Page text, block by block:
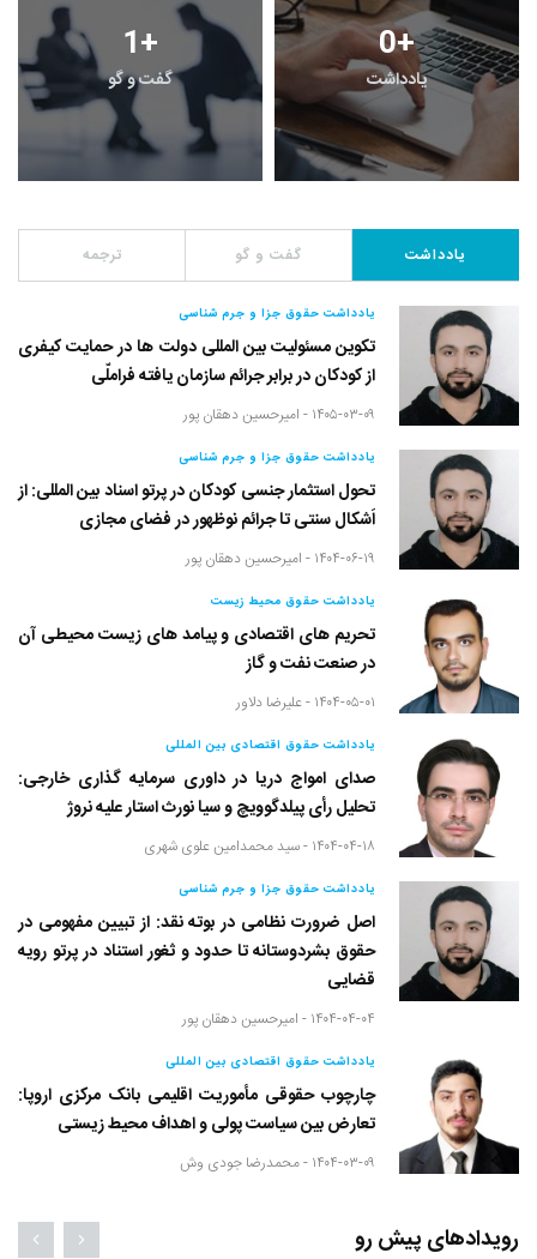
1+
گفت و گو
0+
یادداشت
یادداشت گفت و گو ترجمه
یادداشت حقوق جزا و جرم شناسی
تکوین مسئولیت بین المللی دولت ها در حمایت کیفری
از کودکان در برابر جرائم سازمان یافته فراملّی
۱۴۰۵-۰۳-۰۹ - امیرحسین دهقان پور
یادداشت حقوق جزا و جرم شناسی
تحول استثمار جنسی کودکان در پرتو اسناد بین المللی: از
اَشکال سنتی تا جرائم نوظهور در فضای مجازی
۱۴۰۴-۰۶-۱۹ - امیرحسین دهقان پور
یادداشت حقوق محیط زیست
تحریم های اقتصادی و پیامد های زیست محیطی آن
در صنعت نفت و گاز
۱۴۰۴-۰۵-۰۱ - علیرضا دلاور
یادداشت حقوق اقتصادی بین المللی
صدای امواج دریا در داوری سرمایه گذاری خارجی:
تحلیل رأی پیلدگوویچ و سیا نورث استار علیه نروژ
۱۴۰۴-۰۴-۱۸ - سید محمدامین علوی شهری
یادداشت حقوق جزا و جرم شناسی
اصل ضرورت نظامی در بوته نقد: از تبیین مفهومی در
حقوق بشردوستانه تا حدود و ثغور استناد در پرتو رویه
قضایی
۱۴۰۴-۰۴-۰۴ - امیرحسین دهقان پور
یادداشت حقوق اقتصادی بین المللی
چارچوب حقوقی مأموریت اقلیمی بانک مرکزی اروپا:
تعارض بین سیاست پولی و اهداف محیط زیستی
۱۴۰۴-۰۳-۰۹ - محمدرضا جودی وش
رویدادهای پیش رو